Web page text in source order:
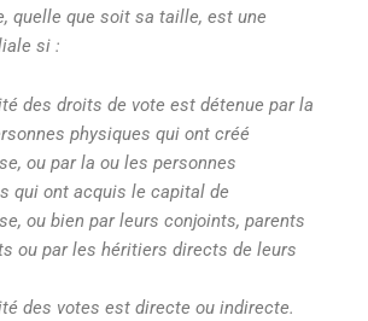
quelle que soit sa taille, est une
si :
des droits de vote est détenue par la
physiques qui ont créé
ou par la ou les personnes
qui ont acquis le capital de
ou bien par leurs conjoints, parents
ou par les héritiers directs de leurs
des votes est directe ou indirecte.